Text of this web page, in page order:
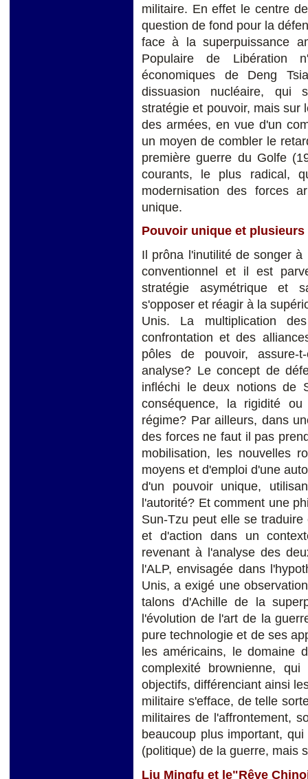
militaire. En effet le centre
question de fond pour la
face à la superpuissance
Populaire de Libération
économiques de Deng
dissuasion nucléaire, qui
stratégie et pouvoir, mais sur
des armées, en vue d'un
un moyen de combler le
première guerre du Golfe
courants, le plus radical,
modernisation des forces
unique.
Pouvoir unique et plusieurs
Il prôna l'inutilité de songer
conventionnel et il est
stratégie asymétrique et
s'opposer et réagir à la
Unis. La multiplication
confrontation et des
pôles de pouvoir, assure-
analyse? Le concept de
infléchi le deux notions de
conséquence, la rigidité
régime? Par ailleurs, dans
des forces ne faut il pas
mobilisation, les nouvelles
moyens et d'emploi d'une
d'un pouvoir unique,
l'autorité? Et comment une
Sun-Tzu peut elle se
et d'action dans un
revenant à l'analyse des
l'ALP, envisagée dans
Unis, a exigé une
talons d'Achille de la
l'évolution de l'art de la
pure technologie et de ses
les américains, le domaine
complexité brownienne,
objectifs, différenciant ainsi
militaire s'efface, de telle
militaires de l'affrontement,
beaucoup plus important,
(politique) de la guerre, mais
Liu Mingfu et le"Rêve